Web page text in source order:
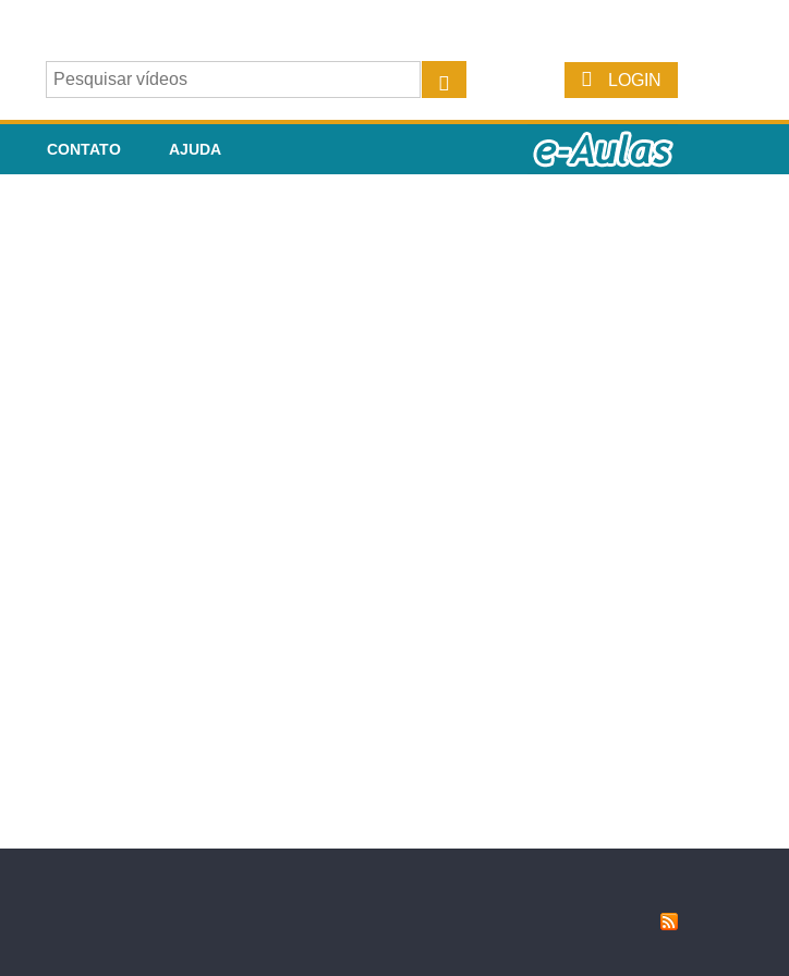
LOGIN
CONTATO AJUDA